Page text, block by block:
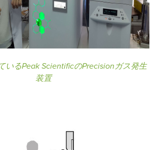
いるPeak ScientificのPrecisionガス発生
装置